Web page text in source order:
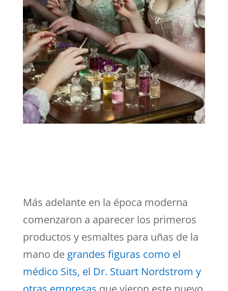
Más adelante en la época moderna
comenzaron a aparecer los primeros
productos y esmaltes para uñas de la
mano de grandes figuras como el
médico Sits, el Dr. Stuart Nordstrom y